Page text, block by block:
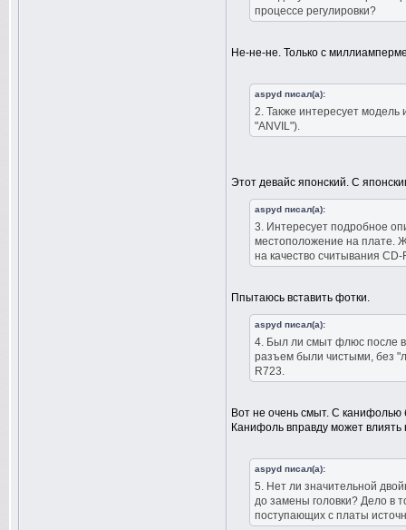
процессе регулировки?
Не-не-не. Только с
aspyd писал(а):
2. Также интересует модель
"ANVIL").
Этот девайс японский. С
aspyd писал(а):
3. Интересует подробное
местоположение на плате.
на качество считывания
Ппытаюсь вставить фотки.
aspyd писал(а):
4. Был ли смыт флюс после
разъем были чистыми, без
R723.
Вот не очень смыт. С канифолью
Канифоль вправду может
aspyd писал(а):
5. Нет ли значительной
до замены головки? Дело в
поступающих с платы